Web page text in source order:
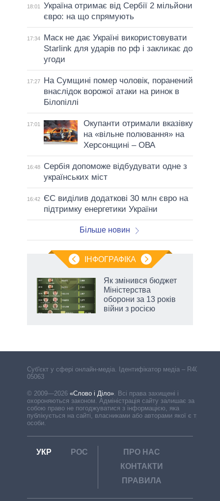
18:01
Україна отримає від Сербії 2 мільйони
євро: на що спрямують
17:34
Маск не дає Україні використовувати
Starlink для ударів по рф і закликає до
угоди
17:27
На Сумщині помер чоловік, поранений
внаслідок ворожої атаки на ринок в
Білопіллі
17:01
Окупанти отримали вказівку
на «вільне полювання» на
Херсонщині – ОВА
16:48
Сербія допоможе відбудувати одне з
українських міст
16:42
ЄС виділив додаткові 30 млн євро на
підтримку енергетики України
Більше новин
ІНФОГРАФІКА
Як змінився бюджет
Міністерства
оборони за 13 років
війни з росією
Cуб'єкт у сфері онлайн-медіа. Ідентифікатор медіа – R40-
05063
© 2009—2026 «Слово і Діло» Всі права захищені і
охороняються законом. Адміністрація сайту залишає за
собою право не погоджуватися з інформацією, яка
публікується на сайті, власниками або авторами якої є треті
особи.
УКР РОС
ПРО НАС
КОНТАКТИ
ПРАВИЛА